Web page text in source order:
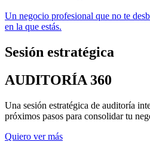
Un negocio profesional que no te
en la que estás.
Sesión estratégica
AUDITORÍA 360
Una sesión estratégica de auditoría
próximos pasos para consolidar tu
Quiero ver más